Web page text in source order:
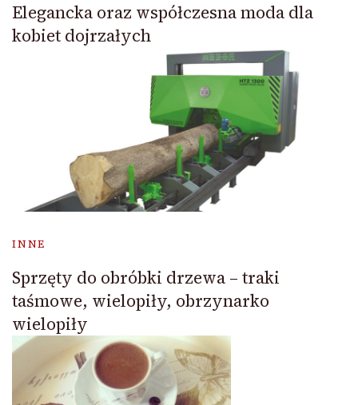
Elegancka oraz współczesna moda dla
kobiet dojrzałych
INNE
Sprzęty do obróbki drzewa – traki
taśmowe, wielopiły, obrzynarko
wielopiły